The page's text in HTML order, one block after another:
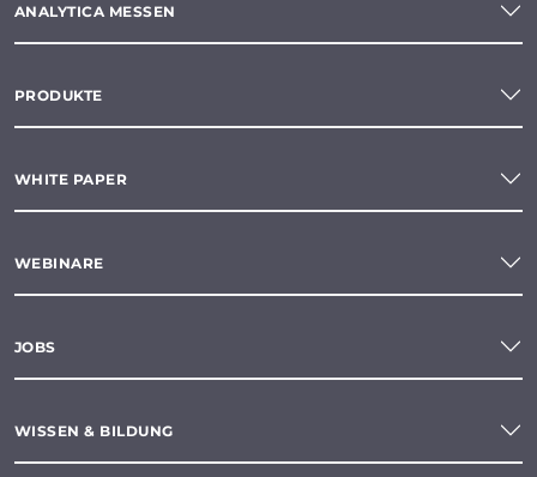
ANALYTICA MESSEN
PRODUKTE
WHITE PAPER
WEBINARE
JOBS
WISSEN & BILDUNG